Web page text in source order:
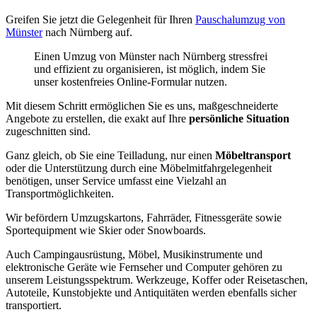
Greifen Sie jetzt die Gelegenheit für Ihren Pauschalumzug von
Münsternach Nürnberg auf.
Einen Umzug von Münster nach Nürnberg stressfrei
und effizient zu organisieren, ist möglich, indem Sie
unser kostenfreies Online-Formular nutzen.
Mit diesem Schritt ermöglichen Sie es uns, maßgeschneiderte
Angebote zu erstellen, die exakt auf Ihre persönliche Situation
zugeschnitten sind.
Ganz gleich, ob Sie eine Teilladung, nur einen Möbeltransport
oder die Unterstützung durch eine Möbelmitfahrgelegenheit
benötigen, unser Service umfasst eine Vielzahl an
Transportmöglichkeiten.
Wir befördern Umzugskartons, Fahrräder, Fitnessgeräte sowie
Sportequipment wie Skier oder Snowboards.
Auch Campingausrüstung, Möbel, Musikinstrumente und
elektronische Geräte wie Fernseher und Computer gehören zu
unserem Leistungsspektrum. Werkzeuge, Koffer oder Reisetaschen,
Autoteile, Kunstobjekte und Antiquitäten werden ebenfalls sicher
transportiert.